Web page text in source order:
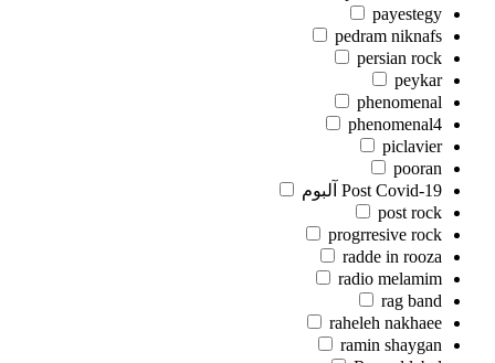
payestegy
pedram niknafs
persian rock
peykar
phenomenal
phenomenal4
piclavier
pooran
Post Covid-19 آلبوم
post rock
progrresive rock
radde in rooza
radio melamim
rag band
raheleh nakhaee
ramin shaygan